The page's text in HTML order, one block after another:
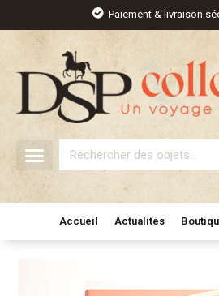
contenu
Paiement & livraison
Rechercher
Accueil Actualités